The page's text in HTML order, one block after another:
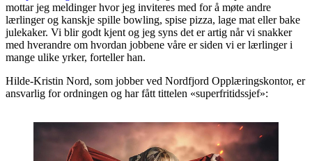
mottar jeg meldinger hvor jeg inviteres med for å møte andre
lærlinger og kanskje spille bowling, spise pizza, lage mat eller bake
julekaker. Vi blir godt kjent og jeg syns det er artig når vi snakker
med hverandre om hvordan jobbene våre er siden vi er lærlinger i
mange ulike yrker, forteller han.
Hilde-Kristin Nord, som jobber ved Nordfjord Opplæringskontor, er
ansvarlig for ordningen og har fått tittelen «superfritidssjef»: